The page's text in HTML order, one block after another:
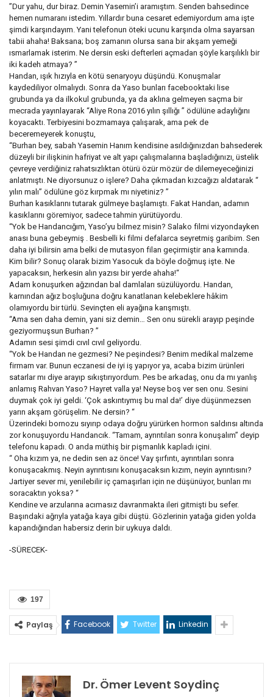
”Dur yahu, dur biraz. Demin Yasemin’i aramıştım. Senden bahsedince
hemen numaranı istedim. Yıllardır buna cesaret edemiyordum ama işte
şimdi karşındayım. Yani telefonun öteki ucunu karşında olma sayarsan
tabii ahaha! Baksana; boş zamanın olursa sana bir akşam yemeği
ısmarlamak isterim. Ne dersin eski defterleri açmadan şöyle karşılıklı bir
iki kadeh atmaya? ”
Handan, ışık hızıyla en kötü senaryoyu düşündü. Konuşmalar
kaydediliyor olmalıydı. Sonra da Yaso bunları facebooktaki lise
grubunda ya da ilkokul grubunda, ya da aklına gelmeyen saçma bir
mecrada yayınlayarak “Aliye Rona 2016 yılın şıllığı ” ödülüne adaylığını
koyacaktı. Terbiyesini bozmamaya çalışarak, ama pek de
beceremeyerek konuştu,
“Burhan bey, sabah Yasemin Hanım kendisine asıldığınızdan bahsederek
düzeyli bir ilişkinin hafriyat ve alt yapı çalışmalarına başladığınızı, üstelik
çevreye verdiğiniz rahatsızlıktan ötürü özür mözür de dilemeyeceğinizi
anlatmıştı. Ne diyorsunuz o işlere? Daha çıkmadan kızcağızı aldatarak “
yılın malı” ödülüne göz kırpmak mı niyetiniz? ”
Burhan kasıklarını tutarak gülmeye başlamıştı. Fakat Handan, adamın
kasıklarını göremiyor, sadece tahmin yürütüyordu.
“Yok be Handancığım, Yaso’yu bilmez misin? Salako filmi vizyondayken
anası buna gebeymiş . Besbelli ki filmi defalarca seyretmiş garibim. Sen
daha iyi bilirsin ama belki de mutasyon filan geçirmiştir ana karnında.
Kim bilir? Sonuç olarak bizim Yasocuk da böyle doğmuş işte. Ne
yapacaksın, herkesin alın yazısı bir yerde ahaha!“
Adam konuşurken ağzından bal damlaları süzülüyordu. Handan,
karnından ağız boşluğuna doğru kanatlanan kelebeklere hâkim
olamıyordu bir türlü. Sevinçten eli ayağına karışmıştı.
“Ama sen daha demin, yani siz demin… Sen onu sürekli arayıp peşinde
geziyormuşsun Burhan? ”
Adamın sesi şimdi cıvıl cıvıl geliyordu.
“Yok be Handan ne gezmesi? Ne peşindesi? Benim medikal malzeme
firmam var. Bunun eczanesi de iyi iş yapıyor ya, acaba bizim ürünleri
satarlar mı diye arayıp sıkıştırıyordum. Pes be arkadaş, onu da mı yanlış
anlamış Rahvan Yaso? Hayret valla ya! Neyse boş ver sen onu. Sesini
duymak çok iyi geldi. ‘Çok askıntıymış bu mal da!’ diye düşünmezsen
yarın akşam görüşelim. Ne dersin? “
Üzerindeki bornozu sıyırıp odaya doğru yürürken hormon saldırısı altında
zor konuşuyordu Handancık. “Tamam, ayrıntıları sonra konuşalım” deyip
telefonu kapadı. O anda müthiş bir pişmanlık kapladı içini.
“ Oha kızım ya, ne dedin sen az önce! Vay şırfıntı, ayrıntıları sonra
konuşacakmış. Neyin ayrıntısını konuşacaksın kızım, neyin ayrıntısını?
Jartiyer sever mi, yenilebilir iç çamaşırları için ne düşünüyor, bunları mı
soracaktın yoksa? “
Kendine ve arzularına acımasız davranmakta ileri gitmişti bu sefer.
Başındaki ağrıyla yatağa kaya gibi düştü. Gözlerinin yatağa giden yolda
kapandığından habersiz derin bir uykuya daldı.
-SÜRECEK-
197
Paylaş Facebook Twitter Linkedin
Dr. Ömer Levent Soydinç